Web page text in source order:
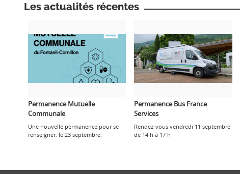
Les actualités récentes
Permanence Mutuelle
Communale
Une nouvelle permanence pour se
renseigner, le 23 septembre.
Permanence Bus France
Services
Rendez-vous vendredi 11 septembre
de 14 h à 17 h